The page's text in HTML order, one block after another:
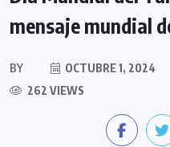
mensaje mundial
BY OCTUBRE 1, 2024
262 VIEWS